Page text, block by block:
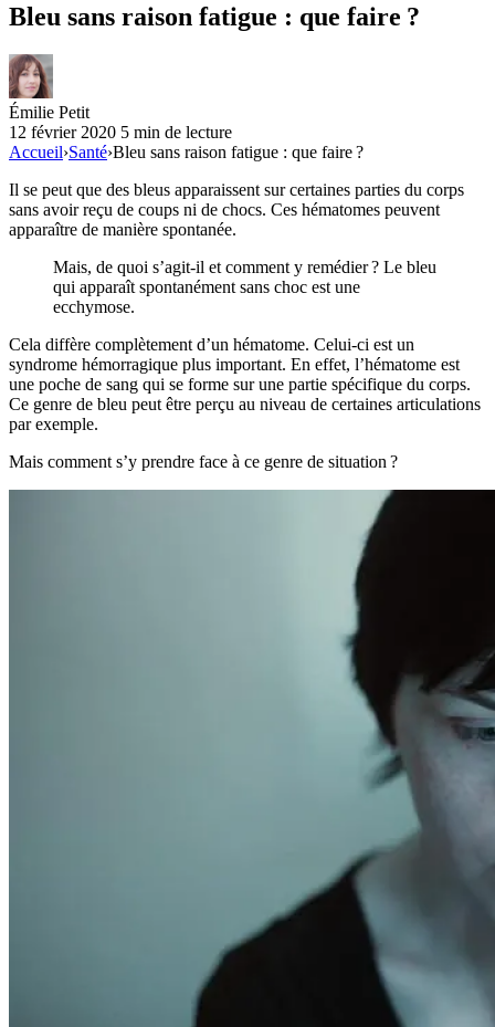
Bleu sans raison fatigue : que faire ?
Émilie Petit
12 février 2020 5 min de lecture
Accueil›Santé›Bleu sans raison fatigue : que faire ?
Il se peut que des bleus apparaissent sur certaines parties du corps
sans avoir reçu de coups ni de chocs. Ces hématomes peuvent
apparaître de manière spontanée.
Mais, de quoi s’agit-il et comment y remédier ? Le bleu
qui apparaît spontanément sans choc est une
ecchymose.
Cela diffère complètement d’un hématome. Celui-ci est un
syndrome hémorragique plus important. En effet, l’hématome est
une poche de sang qui se forme sur une partie spécifique du corps.
Ce genre de bleu peut être perçu au niveau de certaines articulations
par exemple.
Mais comment s’y prendre face à ce genre de situation ?